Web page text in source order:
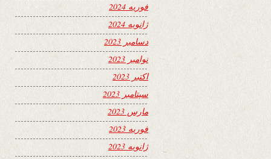
فوریه 2024
ژانویه 2024
دسامبر 2023
نوامبر 2023
اکتبر 2023
سپتامبر 2023
مارس 2023
فوریه 2023
ژانویه 2023